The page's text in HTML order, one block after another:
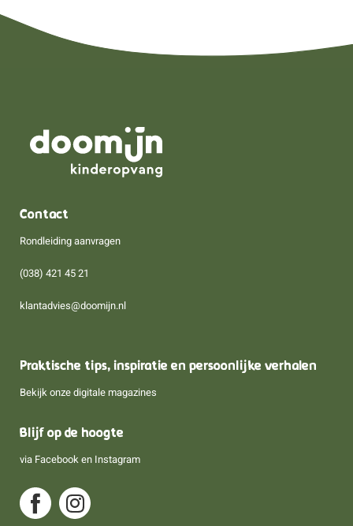
Contact
Rondleiding aanvragen
(038) 421 45 21
klantadvies@doomijn.nl
Praktische tips, inspiratie en persoonlijke verhalen
Bekijk onze digitale magazines
Blijf op de hoogte
via Facebook en Instagram